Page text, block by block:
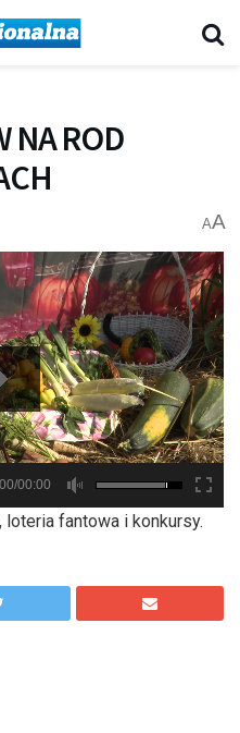
NA ROD
AA
hd2880
hd2160
hd2160
hd1440
highres
hd1080
hd720
large
medium
small
00:00
loteria fantowa i konkursy.